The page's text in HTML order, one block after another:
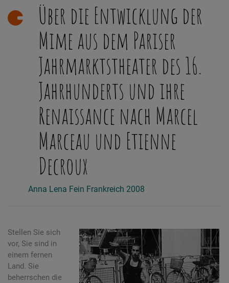
Über die Entwicklung der
Mime aus dem Pariser
Jahrmarktstheater des 16.
Jahrhunderts und ihre
Renaissance nach Marcel
Marceau und Etienne
Decroux
Anna Lena Fein Frankreich 2008
Stellen Sie sich
vor, Sie sind in
einem fernen
Land. Sie
beherrschen die